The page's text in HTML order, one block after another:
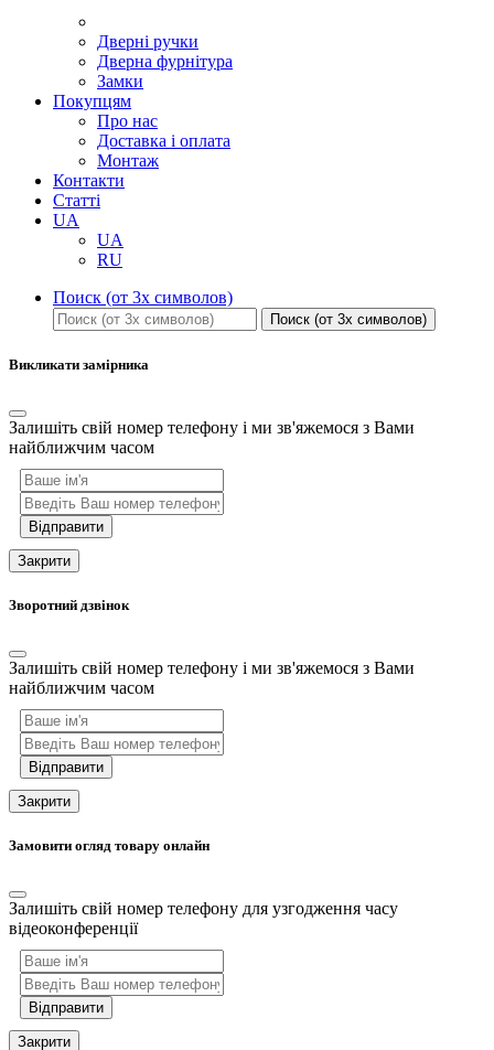
Дверні ручки
Дверна фурнітура
Замки
Покупцям
Про нас
Доставка і оплата
Монтаж
Контакти
Статті
UA
UA
RU
Поиск (от 3х символов)
Поиск (от 3х символов)
Викликати замірника
Залишіть свій номер телефону і ми зв'яжемося з Вами
найближчим часом
Відправити
Закрити
Зворотний дзвінок
Залишіть свій номер телефону і ми зв'яжемося з Вами
найближчим часом
Відправити
Закрити
Замовити огляд товару онлайн
Залишіть свій номер телефону для узгодження часу
відеоконференції
Відправити
Закрити